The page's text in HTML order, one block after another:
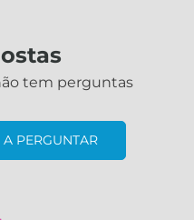
tem perguntas
PERGUNTAR